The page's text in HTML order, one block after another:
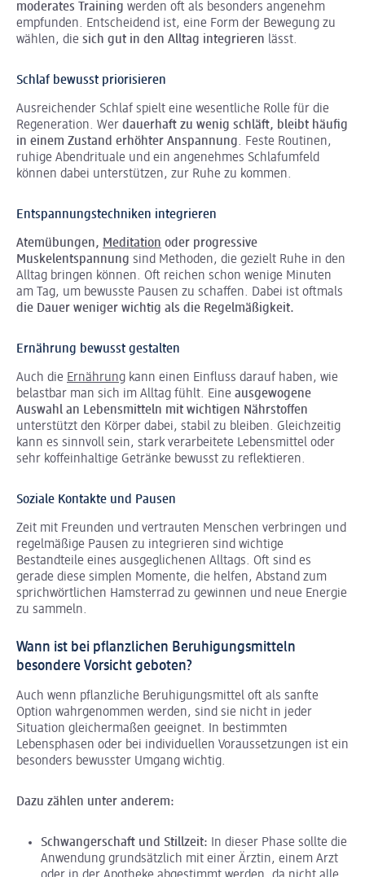
moderates Training werden oft als besonders angenehm
empfunden. Entscheidend ist, eine Form der Bewegung zu
wählen, die sich gut in den Alltag integrieren lässt.
Schlaf bewusst priorisieren
Ausreichender Schlaf spielt eine wesentliche Rolle für die
Regeneration. Wer dauerhaft zu wenig schläft, bleibt häufig
in einem Zustand erhöhter Anspannung. Feste Routinen,
ruhige Abendrituale und ein angenehmes Schlafumfeld
können dabei unterstützen, zur Ruhe zu kommen.
Entspannungstechniken integrieren
Atemübungen, Meditation oder progressive
Muskelentspannung sind Methoden, die gezielt Ruhe in den
Alltag bringen können. Oft reichen schon wenige Minuten
am Tag, um bewusste Pausen zu schaffen. Dabei ist oftmals
die Dauer weniger wichtig als die Regelmäßigkeit.
Ernährung bewusst gestalten
Auch die Ernährung kann einen Einfluss darauf haben, wie
belastbar man sich im Alltag fühlt. Eine ausgewogene
Auswahl an Lebensmitteln mit wichtigen Nährstoffen
unterstützt den Körper dabei, stabil zu bleiben. Gleichzeitig
kann es sinnvoll sein, stark verarbeitete Lebensmittel oder
sehr koffeinhaltige Getränke bewusst zu reflektieren.
Soziale Kontakte und Pausen
Zeit mit Freunden und vertrauten Menschen verbringen und
regelmäßige Pausen zu integrieren sind wichtige
Bestandteile eines ausgeglichenen Alltags. Oft sind es
gerade diese simplen Momente, die helfen, Abstand zum
sprichwörtlichen Hamsterrad zu gewinnen und neue Energie
zu sammeln.
Wann ist bei pflanzlichen Beruhigungsmitteln
besondere Vorsicht geboten?
Auch wenn pflanzliche Beruhigungsmittel oft als sanfte
Option wahrgenommen werden, sind sie nicht in jeder
Situation gleichermaßen geeignet. In bestimmten
Lebensphasen oder bei individuellen Voraussetzungen ist ein
besonders bewusster Umgang wichtig.
Dazu zählen unter anderem:
Schwangerschaft und Stillzeit: In dieser Phase sollte die
Anwendung grundsätzlich mit einer Ärztin, einem Arzt